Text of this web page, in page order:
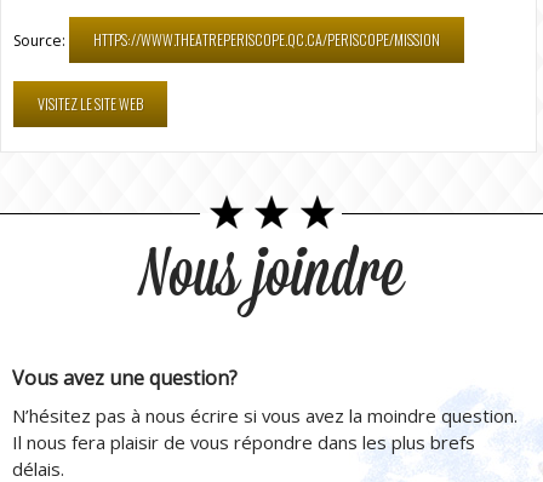
Source: HTTPS://WWW.THEATREPERISCOPE.QC.CA/PERISCOPE/MISSION
VISITEZ LE SITE WEB
Nous joindre
Vous avez une question?
N’hésitez pas à nous écrire si vous avez la moindre question.
Il nous fera plaisir de vous répondre dans les plus brefs
délais.